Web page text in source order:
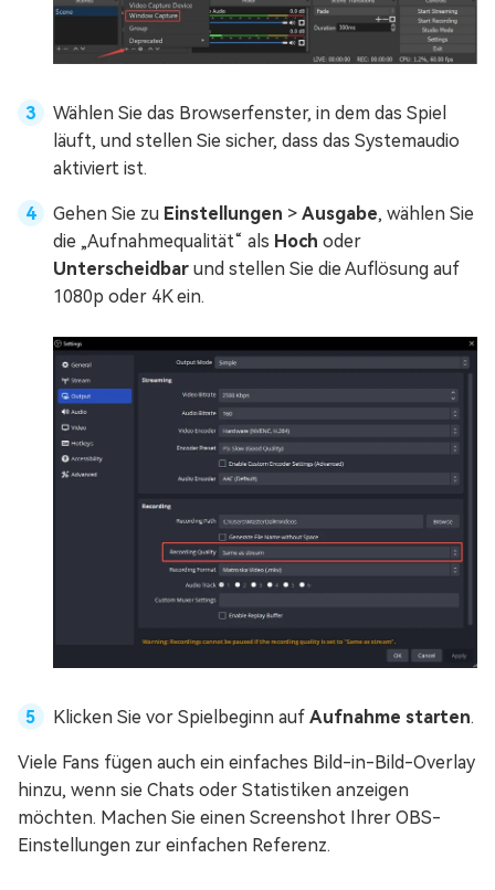
Wählen Sie das Browserfenster, in dem das Spiel
läuft, und stellen Sie sicher, dass das Systemaudio
aktiviert ist.
Gehen Sie zu Einstellungen > Ausgabe, wählen Sie
die „Aufnahmequalität“ als Hoch oder
Unterscheidbar und stellen Sie die Auflösung auf
1080p oder 4K ein.
Klicken Sie vor Spielbeginn auf Aufnahme starten.
Viele Fans fügen auch ein einfaches Bild-in-Bild-Overlay
hinzu, wenn sie Chats oder Statistiken anzeigen
möchten. Machen Sie einen Screenshot Ihrer OBS-
Einstellungen zur einfachen Referenz.